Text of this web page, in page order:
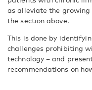
as alleviate the growing
the section above.
This is done by
challenges prohibiting
technology – and
recommendations on